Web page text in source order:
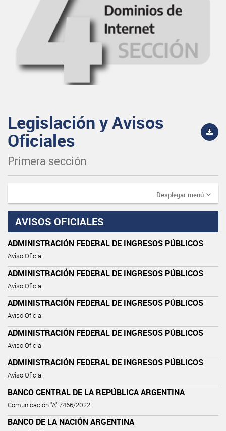
Legislación y Avisos
Oficiales
Primera sección
Desplegar menú
AVISOS OFICIALES
ADMINISTRACIÓN FEDERAL DE INGRESOS PÚBLICOS
Aviso Oficial
ADMINISTRACIÓN FEDERAL DE INGRESOS PÚBLICOS
Aviso Oficial
ADMINISTRACIÓN FEDERAL DE INGRESOS PÚBLICOS
Aviso Oficial
ADMINISTRACIÓN FEDERAL DE INGRESOS PÚBLICOS
Aviso Oficial
ADMINISTRACIÓN FEDERAL DE INGRESOS PÚBLICOS
Aviso Oficial
BANCO CENTRAL DE LA REPÚBLICA ARGENTINA
Comunicación "A" 7466/2022
BANCO DE LA NACIÓN ARGENTINA